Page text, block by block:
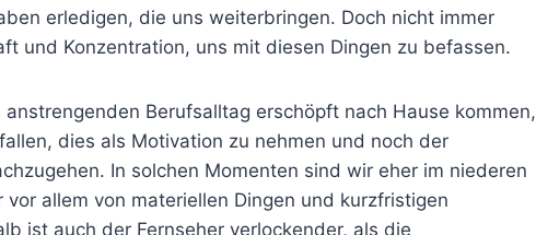
erledigen, die uns weiterbringen. Doch nicht immer
und Konzentration, uns mit diesen Dingen zu befassen.
Berufsalltag erschöpft nach Hause kommen,
dies als Motivation zu nehmen und noch der
In solchen Momenten sind wir eher im niederen
allem von materiellen Dingen und kurzfristigen
ist auch der Fernseher verlockender, als die